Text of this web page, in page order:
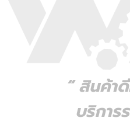
“ สินค้
บริการ